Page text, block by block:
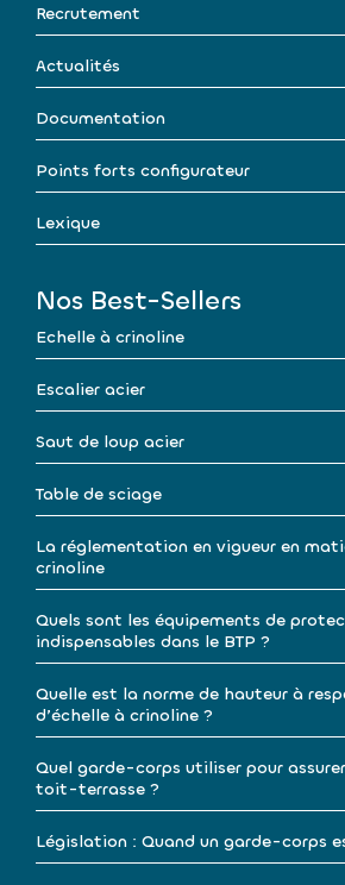
Recrutement
Actualités
Documentation
Points forts configurateur
Lexique
Nos Best-Sellers
Echelle à crinoline
Escalier acier
Saut de loup acier
Table de sciage
La réglementation en vigueur en
crinoline
Quels sont les équipements de
indispensables dans le BTP ?
Quelle est la norme de hauteur à
d’échelle à crinoline ?
Quel garde-corps utiliser pour
toit-terrasse ?
Législation : Quand un garde-corps